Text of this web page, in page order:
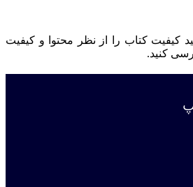
کیفیت کتاب را از نظر محتوا و کیفیت
کنید.